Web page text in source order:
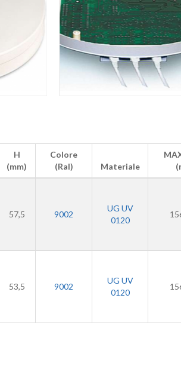
H
(mm)
Colore
(Ral)
Materiale
57,5 9002
UG UV
0120
53,5 9002
UG UV
0120